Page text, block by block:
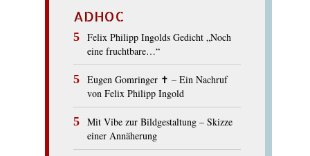
ADHOC
Felix Philipp Ingolds Gedicht „Noch
eine fruchtbare…“
Eugen Gomringer ✝︎ – Ein Nachruf
von Felix Philipp Ingold
Mit Vibe zur Bildgestaltung – Skizze
einer Annäherung